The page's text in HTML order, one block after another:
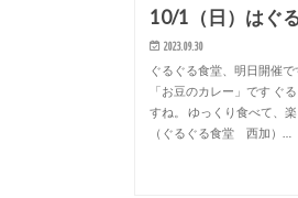
10/1（日）はぐ
2023.09.30
ぐるぐる食堂、明日開催
「お豆のカレー」です ぐ
すね。 ゆっくり食べて、
（ぐるぐる食堂 西加）…